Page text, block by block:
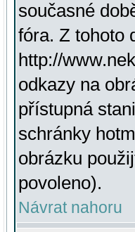
současné
fóra. Z tohoto
http://
odkazy na
přístupná
schránky
obrázku
povoleno).
Návrat nahoru